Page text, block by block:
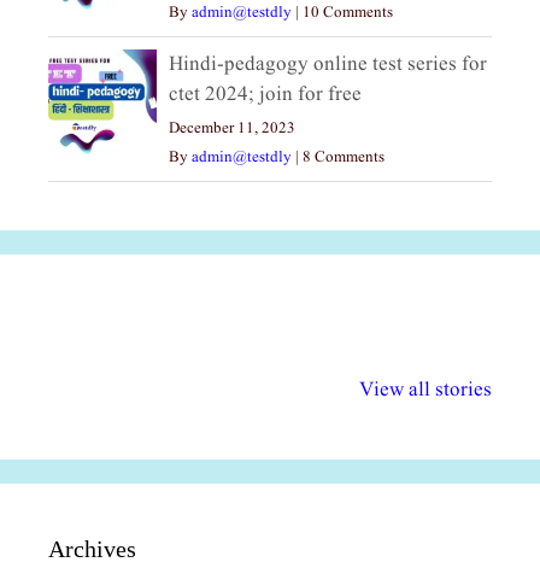
Byadmin@testdly | 10 Comments
Hindi-pedagogy online test series for
ctet 2024; join for free
December 11, 2023
Byadmin@testdly | 8 Comments
View all stories
अधिकार दिवस| 18
वर्षातील
Archives